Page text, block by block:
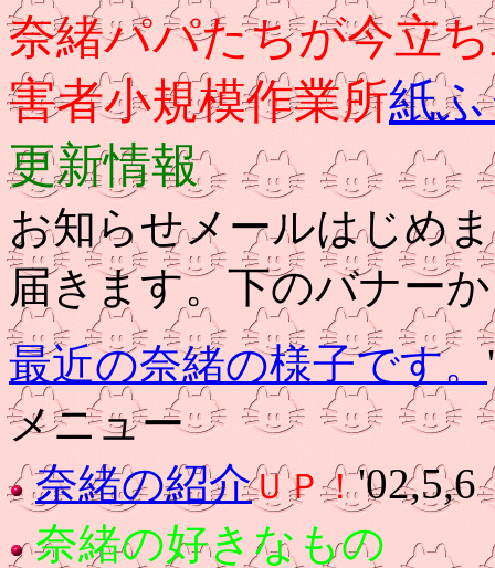
奈緒パパたちが今立
害者小規模作業所紙
更新情報
お知らせメールはじめ
届きます。下のバナー
最近の奈緒の様子です。
メニュー
奈緒の紹介ＵＰ！'02,5,6
奈緒の好きなもの